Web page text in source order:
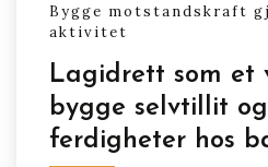
Bygge motstandskraft
aktivitet
Lagidrett som et
bygge selvtillit
ferdigheter hos